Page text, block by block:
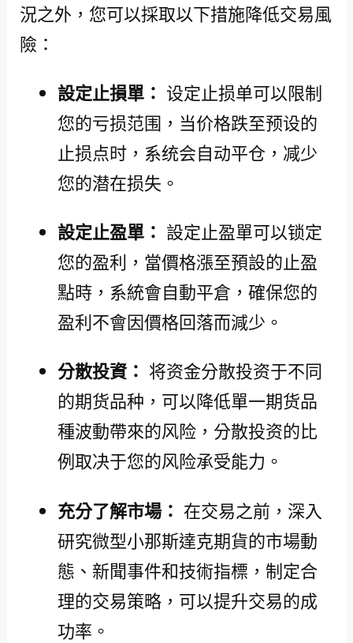
況之外，您可以採取以下措施降低交易風
險：
設定止損單： 设定止损单可以限制
您的亏损范围，当价格跌至预设的
止损点时，系统会自动平仓，减少
您的潜在损失。
設定止盈單： 設定止盈單可以锁定
您的盈利，當價格漲至預設的止盈
點時，系統會自動平倉，確保您的
盈利不會因價格回落而減少。
分散投資： 将资金分散投资于不同
的期货品种，可以降低單一期货品
種波動帶來的风险，分散投资的比
例取决于您的风险承受能力。
充分了解市場： 在交易之前，深入
研究微型小那斯達克期貨的市場動
態、新聞事件和技術指標，制定合
理的交易策略，可以提升交易的成
功率。